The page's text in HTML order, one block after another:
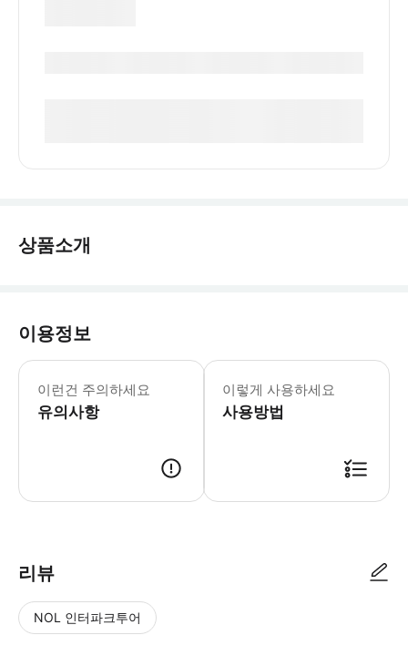
상품소개
이용정보
이런건 주의하세요
유의사항
해양 극장 공연 시간 월요일~금요일:
쑤저우 해양관은 타이후 국가 관광
이렇게 사용하세요
사용방법
리뷰
NOL 인터파크투어